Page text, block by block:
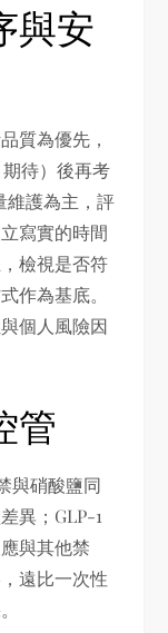
與安
質為優先，
待）後再考
維護為主，評
寫實的時間
檢視是否符
作為基底。
個人風險因
管
與硝酸鹽同
異；GLP-1
與其他禁
遠比一次性